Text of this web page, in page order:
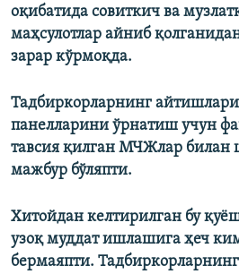
оқибатида совиткич ва
маҳсулотлар айниб
зарар кўрмоқда.
Тадбиркорларнинг
панелларини ўрнатиш учун
тавсия қилган МЧЖлар билан
мажбур бўляпти.
Хитойдан келтирилган бу
узоқ муддат ишлашига ҳеч
бермаяпти. Тадбиркорларнинг